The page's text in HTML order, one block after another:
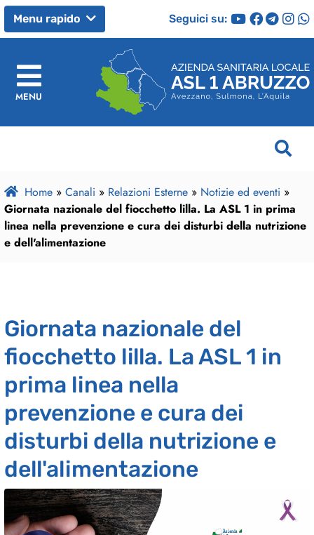
Menu rapido Seguici su:
MENU
Home » Canali » Relazioni Esterne » Notizie ed eventi »
Giornata nazionale del fiocchetto lilla. La ASL 1 in prima
linea nella prevenzione e cura dei disturbi della nutrizione
e dell'alimentazione
Giornata nazionale del
fiocchetto lilla. La ASL 1 in
prima linea nella
prevenzione e cura dei
disturbi della nutrizione e
dell'alimentazione